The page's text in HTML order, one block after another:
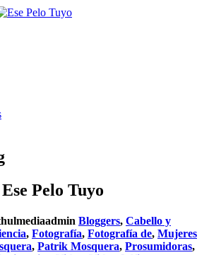
Pelo Tuyo
Bloggers, Cabello y
, Fotografía, Fotografía de, Mujeres
, Patrik Mosquera, Prosumidoras,